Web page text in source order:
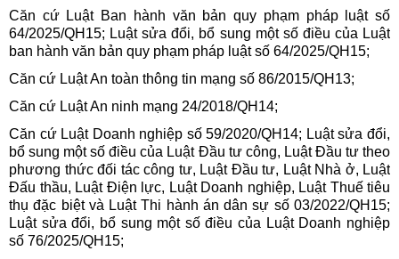
Căn cứ Luật Ban hành văn bản quy phạm pháp luật số
64/2025/QH15; Luật sửa đổi, bổ sung một số điều của Luật
ban hành văn bản quy phạm pháp luật số 64/2025/QH15;
Căn cứ Luật An toàn thông tin mạng số 86/2015/QH13;
Căn cứ Luật An ninh mạng 24/2018/QH14;
Căn cứ Luật Doanh nghiệp số 59/2020/QH14; Luật sửa đổi,
bổ sung một số điều của Luật Đầu tư công, Luật Đầu tư theo
phương thức đối tác công tư, Luật Đầu tư, Luật Nhà ở, Luật
Đấu thầu, Luật Điện lực, Luật Doanh nghiệp, Luật Thuế tiêu
thụ đặc biệt và Luật Thi hành án dân sự số 03/2022/QH15;
Luật sửa đổi, bổ sung một số điều của Luật Doanh nghiệp
số 76/2025/QH15;